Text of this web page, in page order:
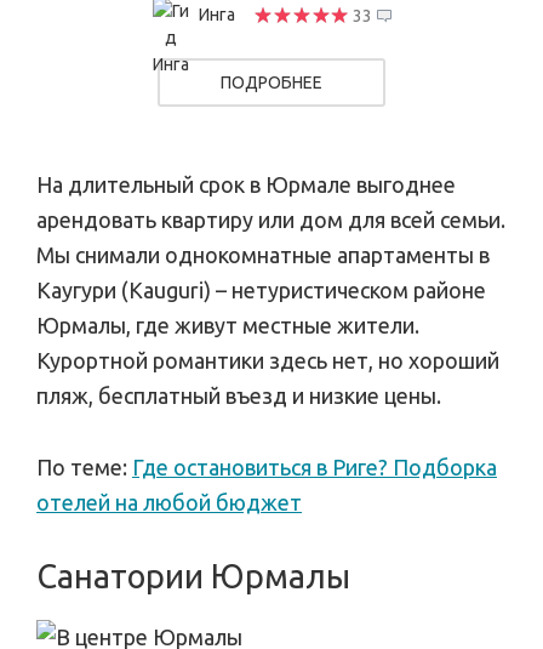
Инга 33
ПОДРОБНЕЕ
На длительный срок в Юрмале выгоднее
арендовать квартиру или дом для всей семьи.
Мы снимали однокомнатные апартаменты в
Каугури (Kauguri) – нетуристическом районе
Юрмалы, где живут местные жители.
Курортной романтики здесь нет, но хороший
пляж, бесплатный въезд и низкие цены.
По теме: Где остановиться в Риге? Подборка
отелей на любой бюджет
Санатории Юрмалы